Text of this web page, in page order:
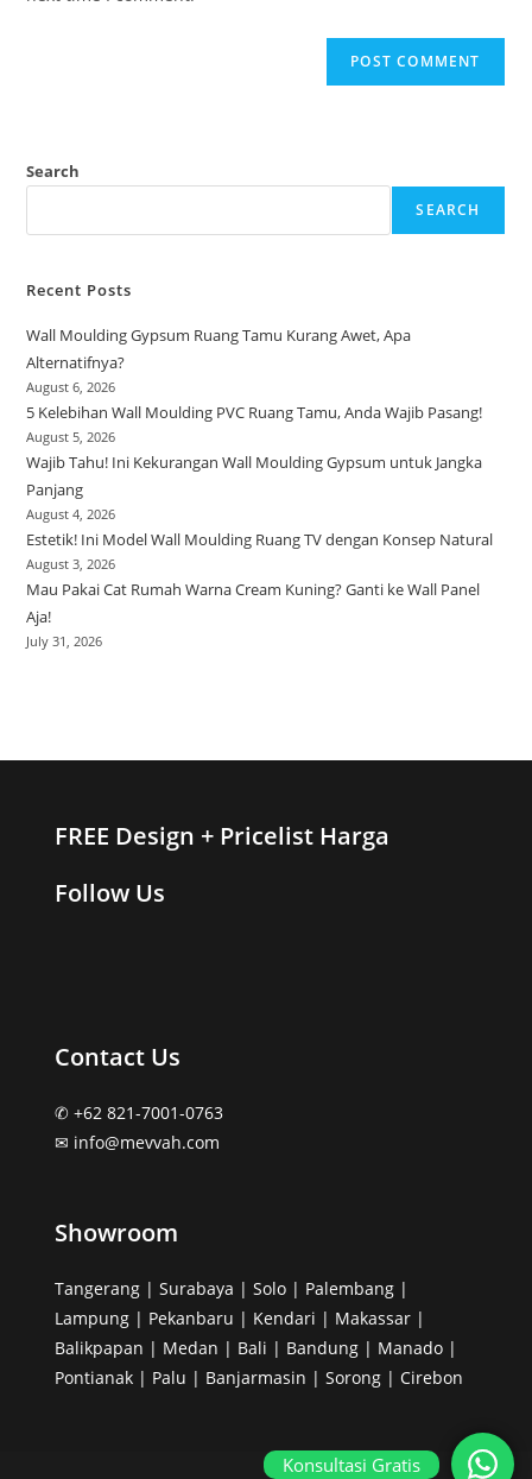
Search
SEARCH
Recent Posts
Wall Moulding Gypsum Ruang Tamu Kurang Awet, Apa
Alternatifnya?
August 6, 2026
5 Kelebihan Wall Moulding PVC Ruang Tamu, Anda Wajib Pasang!
August 5, 2026
Wajib Tahu! Ini Kekurangan Wall Moulding Gypsum untuk Jangka
Panjang
August 4, 2026
Estetik! Ini Model Wall Moulding Ruang TV dengan Konsep Natural
August 3, 2026
Mau Pakai Cat Rumah Warna Cream Kuning? Ganti ke Wall Panel
Aja!
July 31, 2026
FREE Design + Pricelist Harga
Follow Us
Contact Us
✆ +62 821-7001-0763
✉︎ info@mevvah.com
Showroom
Tangerang | Surabaya | Solo | Palembang |
Lampung | Pekanbaru | Kendari | Makassar |
Balikpapan | Medan | Bali | Bandung | Manado |
Pontianak | Palu | Banjarmasin | Sorong | Cirebon
Konsultasi Gratis